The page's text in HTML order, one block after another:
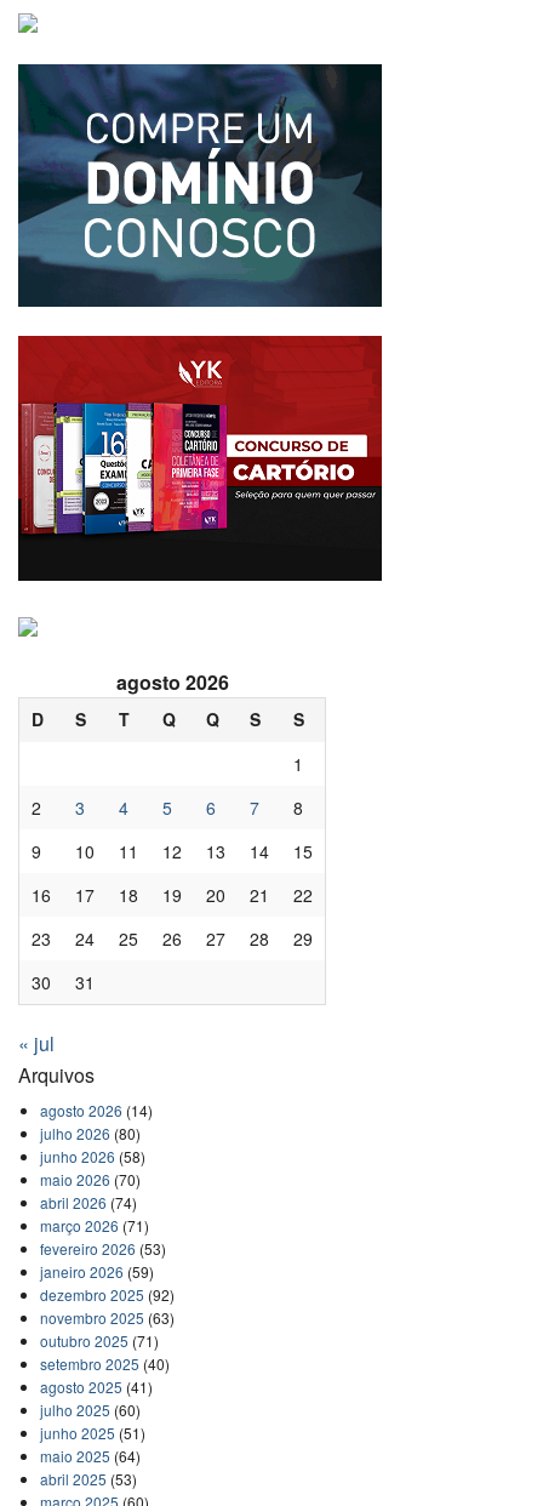
agosto 2026
D S T Q Q S
S
1
2
3 4 5 6 7
8
9
10 11 12 13 14
15
16
17 18 19 20 21
22
23
24 25 26 27 28
29
30
31
« jul
Arquivos
agosto 2026 (14)
julho 2026 (80)
junho 2026 (58)
maio 2026 (70)
abril 2026 (74)
março 2026 (71)
fevereiro 2026 (53)
janeiro 2026 (59)
dezembro 2025 (92)
novembro 2025 (63)
outubro 2025 (71)
setembro 2025 (40)
agosto 2025 (41)
julho 2025 (60)
junho 2025 (51)
maio 2025 (64)
abril 2025 (53)